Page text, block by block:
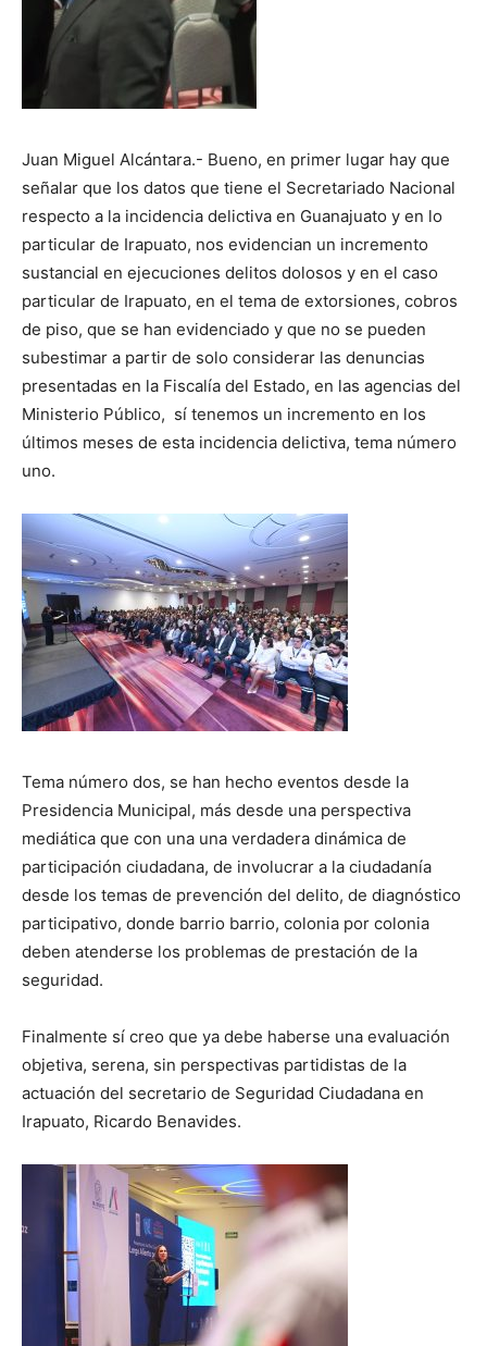
Juan Miguel Alcántara.- Bueno, en primer lugar hay que
señalar que los datos que tiene el Secretariado Nacional
respecto a la incidencia delictiva en Guanajuato y en lo
particular de Irapuato, nos evidencian un incremento
sustancial en ejecuciones delitos dolosos y en el caso
particular de Irapuato, en el tema de extorsiones, cobros
de piso, que se han evidenciado y que no se pueden
subestimar a partir de solo considerar las denuncias
presentadas en la Fiscalía del Estado, en las agencias del
Ministerio Público, sí tenemos un incremento en los
últimos meses de esta incidencia delictiva, tema número
uno.
Tema número dos, se han hecho eventos desde la
Presidencia Municipal, más desde una perspectiva
mediática que con una una verdadera dinámica de
participación ciudadana, de involucrar a la ciudadanía
desde los temas de prevención del delito, de diagnóstico
participativo, donde barrio barrio, colonia por colonia
deben atenderse los problemas de prestación de la
seguridad.
Finalmente sí creo que ya debe haberse una evaluación
objetiva, serena, sin perspectivas partidistas de la
actuación del secretario de Seguridad Ciudadana en
Irapuato, Ricardo Benavides.